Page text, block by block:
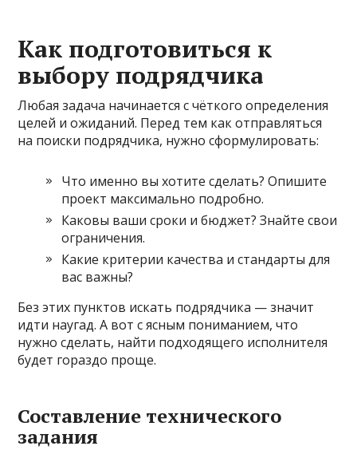
Как подготовиться к
выбору подрядчика
Любая задача начинается с чёткого определения
целей и ожиданий. Перед тем как отправляться
на поиски подрядчика, нужно сформулировать:
Что именно вы хотите сделать? Опишите
проект максимально подробно.
Каковы ваши сроки и бюджет? Знайте свои
ограничения.
Какие критерии качества и стандарты для
вас важны?
Без этих пунктов искать подрядчика — значит
идти наугад. А вот с ясным пониманием, что
нужно сделать, найти подходящего исполнителя
будет гораздо проще.
Составление технического
задания